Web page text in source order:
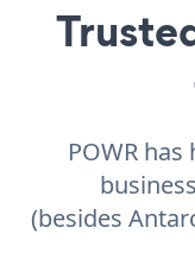
POWR
(besides